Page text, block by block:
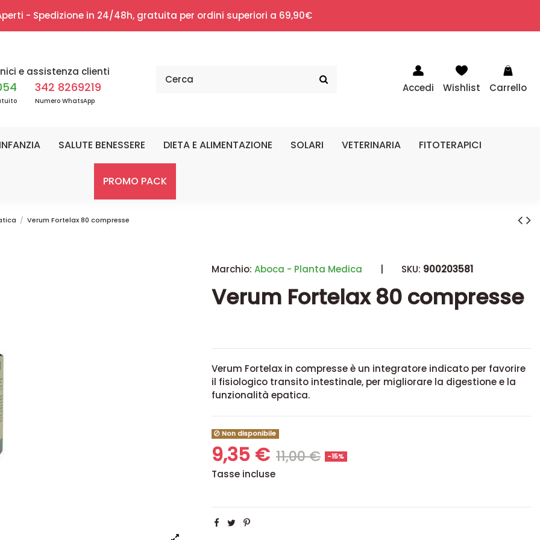
- Spedizione in 24/48h, gratuita per ordini superiori a 69,90€
e assistenza clienti
342 8269219
Numero WhatsApp
Accedi Wishlist Carrello
SALUTE BENESSERE DIETA E ALIMENTAZIONE SOLARI VETERINARIA FITOTERAPICI
PROMO PACK
Verum Fortelax 80 compresse
Marchio: Aboca - Planta Medica | SKU: 900203581
Verum Fortelax 80 compresse
Verum Fortelax in compresse è un integratore indicato per favorire
il fisiologico transito intestinale, per migliorare la digestione e la
funzionalità epatica.
Non disponibile
9,35 € 11,00 € -15%
Tasse incluse